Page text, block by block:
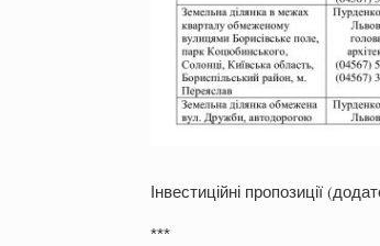
Інвестиційні пропозиції
***